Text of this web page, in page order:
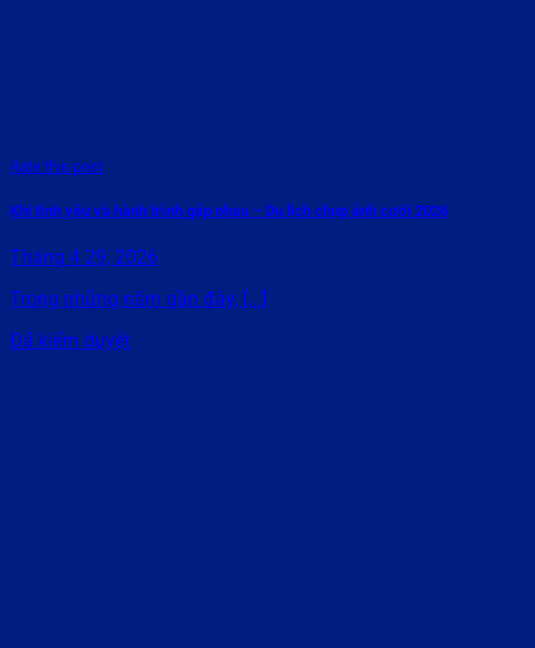
Rate this post
Khi tình yêu và hành trình gặp nhau – Du lịch chụp ảnh cưới 2026
Tháng 4 29, 2026
Trong những năm gần đây, [...]
Đã kiểm duyệt